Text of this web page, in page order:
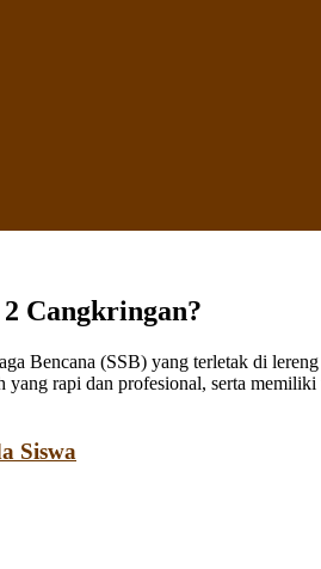
Cangkringan?
Bencana (SSB) yang terletak di
rapi dan profesional, serta
Siswa